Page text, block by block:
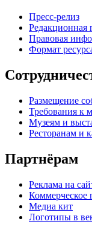
Пресс-релиз
Редакционная
Правовая
Формат
Размещение
Требования к
Музеям и
Ресторанам и
Партнёрам
Реклама на
Коммерческое
Медиа кит
Логотипы в